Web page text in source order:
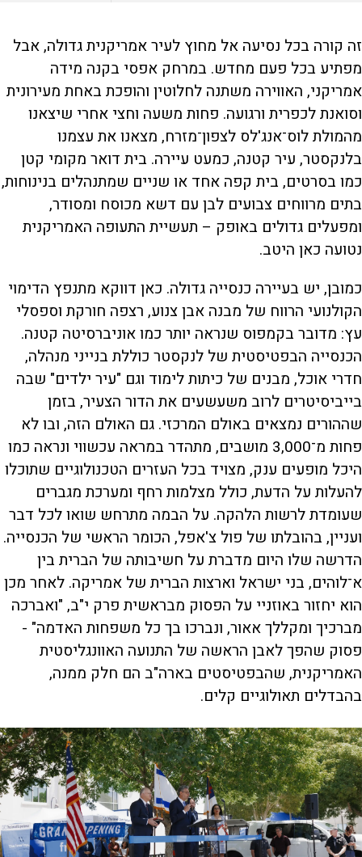
זה קורה בכל נסיעה אל מחוץ לעיר אמריקנית גדולה, אבל
מפתיע בכל פעם מחדש. במרחק אפסי בקנה מידה
אמריקני, האווירה משתנה לחלוטין והופכת באחת מעירונית
וסואנת לכפרית ורגועה. פחות משעה וחצי אחרי שיצאנו
מהמולת לוס־אנג'לס לצפון־מזרח, מצאנו את עצמנו
בלנקסטר, עיר קטנה, כמעט עיירה. בית דואר מקומי קטן
כמו בסרטים, בית קפה אחד או שניים שמתנהלים בנינוחות,
בתים מרווחים צבועים לבן עם דשא מכוסח ומסודר,
ומפעלים גדולים באופק – תעשיית התעופה האמריקנית
נטועה כאן היטב.
כמובן, יש בעיירה כנסייה גדולה. כאן דווקא מתנפץ הדימוי
הקולנועי הרווח של מבנה אבן צנוע, רצפה חורקת וספסלי
עץ: מדובר בקמפוס שנראה יותר כמו אוניברסיטה קטנה.
הכנסייה הבפטיסטית של לנקסטר כוללת בנייני מנהלה,
חדרי אוכל, מבנים של כיתות לימוד וגם "עיר ילדים" שבה
בייביסיטרים לרוב משעשעים את הדור הצעיר, בזמן
שההורים נמצאים באולם המרכזי. גם האולם הזה, ובו לא
פחות מ־3,000 מושבים, מתהדר במראה עכשווי ונראה כמו
היכל מופעים ענק, מצויד בכל העזרים הטכנולוגיים שתוכלו
להעלות על הדעת, כולל מצלמות רחף ומערכת מגברים
שעומדת לרשות הלהקה. על הבמה מתרחש שואו לכל דבר
ועניין, בהובלתו של פול צ'אפל, הכומר הראשי של הכנסייה.
הדרשה שלו היום מדברת על חשיבותה של הברית בין
א־לוהים, בני ישראל וארצות הברית של אמריקה. לאחר מכן
הוא יחזור באוזניי על הפסוק מבראשית פרק י"ב, "ואברכה
מברכיך ומקללך אאור, ונברכו בך כל משפחות האדמה" -
פסוק שהפך לאבן הראשה של התנועה האוונגליסטית
האמריקנית, שהבפטיסטים בארה"ב הם חלק ממנה,
בהבדלים תאולוגיים קלים.